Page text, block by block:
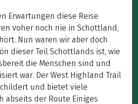
Erwartungen diese Reise
voher noch nie in Schottland,
Nun waren wir aber doch
dieser Teil Schottlands ist, wie
die Menschen sind und
war. Der West Highland Trail
und bietet viele
abseits der Route Einiges